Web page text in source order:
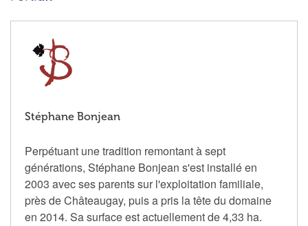
Stéphane Bonjean
Perpétuant une tradition remontant à sept
générations, Stéphane Bonjean s'est installé en
2003 avec ses parents sur l'exploitation familiale,
près de Châteaugay, puis a pris la tête du domaine
en 2014. Sa surface est actuellement de 4,33 ha.